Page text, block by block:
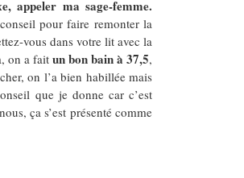
appeler ma sage-femme.
pour faire remonter la
vous dans votre lit avec la
on a fait un bon bain à 37,5,
on l’a bien habillée mais
que je donne car c’est
ça s’est présenté comme